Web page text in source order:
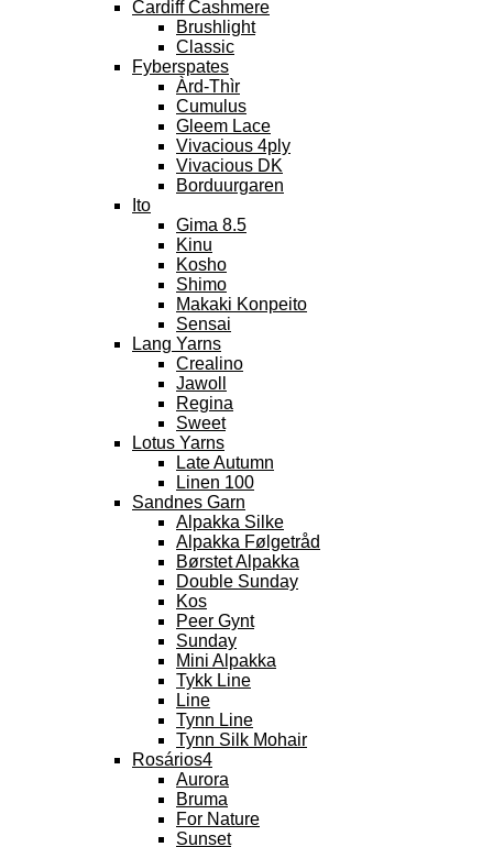
Cardiff Cashmere
Brushlight
Classic
Fyberspates
Àrd-Thìr
Cumulus
Gleem Lace
Vivacious 4ply
Vivacious DK
Borduurgaren
Ito
Gima 8.5
Kinu
Kosho
Shimo
Makaki Konpeito
Sensai
Lang Yarns
Crealino
Jawoll
Regina
Sweet
Lotus Yarns
Late Autumn
Linen 100
Sandnes Garn
Alpakka Silke
Alpakka Følgetråd
Børstet Alpakka
Double Sunday
Kos
Peer Gynt
Sunday
Mini Alpakka
Tykk Line
Line
Tynn Line
Tynn Silk Mohair
Rosários4
Aurora
Bruma
For Nature
Sunset